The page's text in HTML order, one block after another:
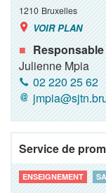
1210 Bruxelles
VOIR PLAN
Responsable
Julienne Mpia
02 220 25 62
Service de
ENSEIGNEMENT